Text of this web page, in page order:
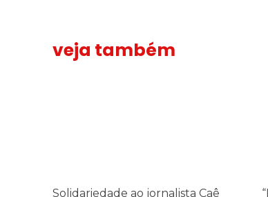
veja também
Solidariedade ao jornalista Caê